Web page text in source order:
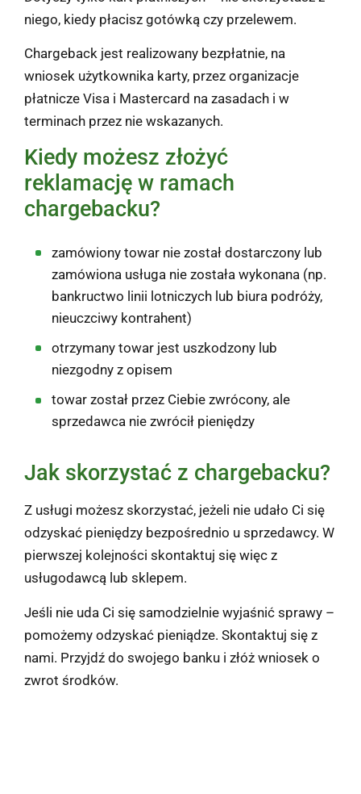
niego, kiedy płacisz gotówką czy przelewem.
Chargeback jest realizowany bezpłatnie, na
wniosek użytkownika karty, przez organizacje
płatnicze Visa i Mastercard na zasadach i w
terminach przez nie wskazanych.
Kiedy możesz złożyć
reklamację w ramach
chargebacku?
zamówiony towar nie został dostarczony lub
zamówiona usługa nie została wykonana (np.
bankructwo linii lotniczych lub biura podróży,
nieuczciwy kontrahent)
otrzymany towar jest uszkodzony lub
niezgodny z opisem
towar został przez Ciebie zwrócony, ale
sprzedawca nie zwrócił pieniędzy
Jak skorzystać z chargebacku?
Z usługi możesz skorzystać, jeżeli nie udało Ci się
odzyskać pieniędzy bezpośrednio u sprzedawcy. W
pierwszej kolejności skontaktuj się więc z
usługodawcą lub sklepem.
Jeśli nie uda Ci się samodzielnie wyjaśnić sprawy –
pomożemy odzyskać pieniądze. Skontaktuj się z
nami. Przyjdź do swojego banku i złóż wniosek o
zwrot środków.